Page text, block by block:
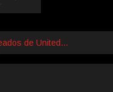
de United…